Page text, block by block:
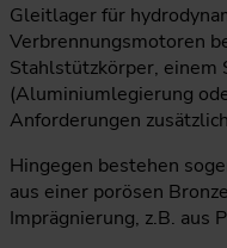
Gleitlager für
Verbrennungsmotoren
Stahlstützkörper,
(Aluminiumlegierung
Anforderungen
Hingegen bestehen
aus einer porösen
Imprägnierung, z.B. aus